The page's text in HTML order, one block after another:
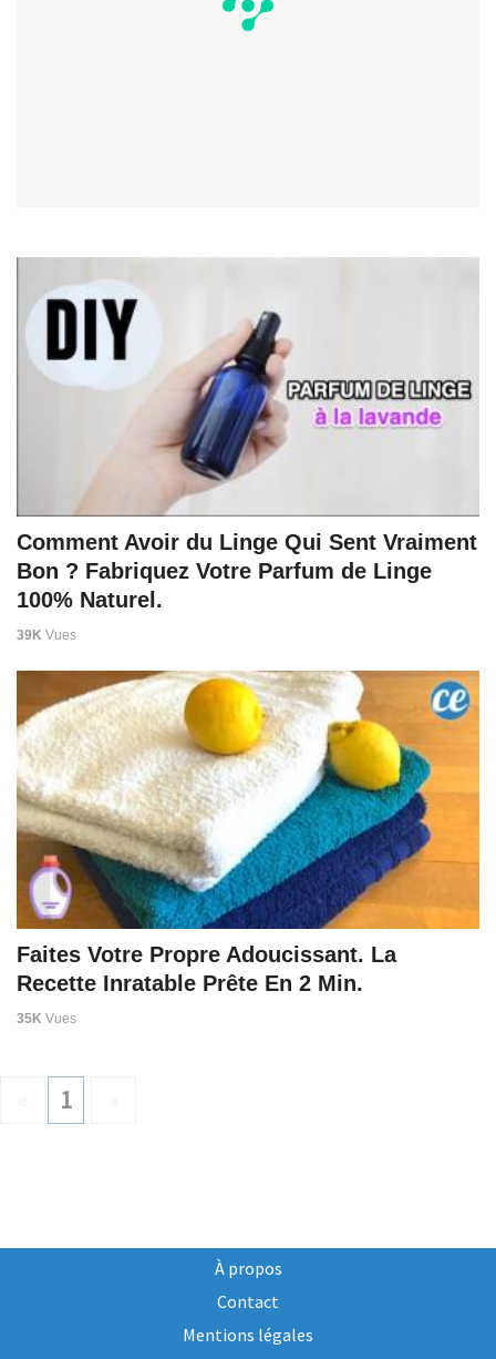
Comment Avoir du Linge Qui Sent Vraiment
Bon ? Fabriquez Votre Parfum de Linge
100% Naturel.
39K Vues
Faites Votre Propre Adoucissant. La
Recette Inratable Prête En 2 Min.
35K Vues
1
À propos
Contact
Mentions légales